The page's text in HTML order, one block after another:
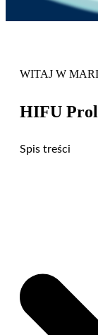
WITAJ W
HIFU
Spis treści